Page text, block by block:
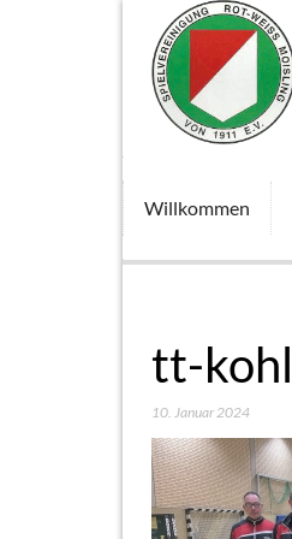
Willkommen
tt-
10. Januar 2024